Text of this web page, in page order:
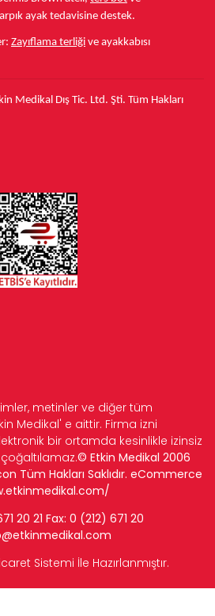
ayak tedavisine destek.
Zayıflama terliği ve ayakkabısı
Medikal Dış Tic. Ltd. Şti. Tüm Hakları
metinler ve diğer tüm
Medikal' e aittir. Firma izni
bir ortamda kesinlikle izinsiz
© Etkin Medikal 2006
Tüm Hakları Saklıdır. eCommerce
20 21 Fax: 0 (212) 671 20
@etkinmedikal.com
Sistemi İle Hazırlanmıştır.